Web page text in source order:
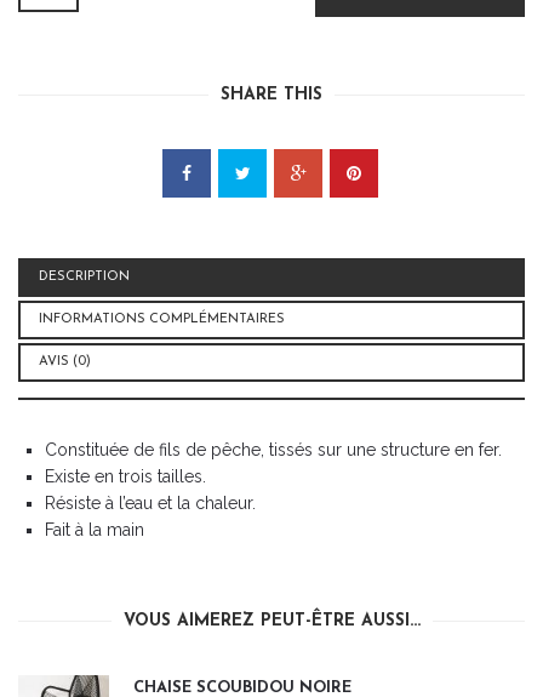
SHARE THIS
DESCRIPTION
INFORMATIONS COMPLÉMENTAIRES
AVIS (0)
Constituée de fils de pêche, tissés sur une structure en fer.
Existe en trois tailles.
Résiste à l’eau et la chaleur.
Fait à la main
VOUS AIMEREZ PEUT-ÊTRE AUSSI…
CHAISE SCOUBIDOU NOIRE